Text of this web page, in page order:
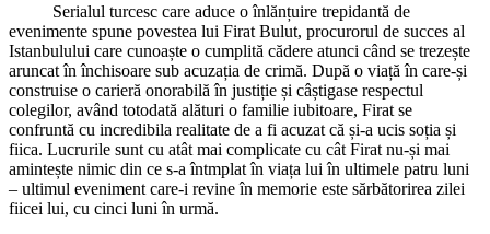
Serialul turcesc care aduce o înlănțuire trepidantă de
evenimente spune povestea lui Firat Bulut, procurorul de succes al
Istanbulului care cunoaște o cumplită cădere atunci când se trezește
aruncat în închisoare sub acuzația de crimă. După o viață în care-și
construise o carieră onorabilă în justiție și câștigase respectul
colegilor, având totodată alături o familie iubitoare, Firat se
confruntă cu incredibila realitate de a fi acuzat că și-a ucis soția și
fiica. Lucrurile sunt cu atât mai complicate cu cât Firat nu-și mai
amintește nimic din ce s-a întmplat în viața lui în ultimele patru luni
– ultimul eveniment care-i revine în memorie este sărbătorirea zilei
fiicei lui, cu cinci luni în urmă.